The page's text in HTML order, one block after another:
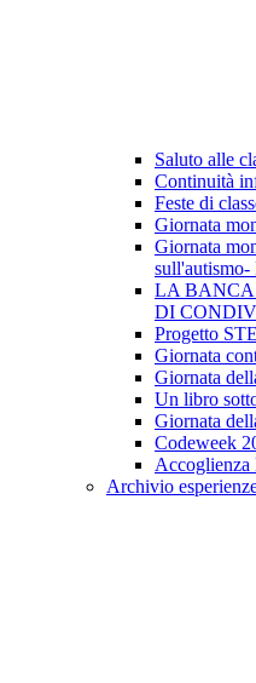
Saluto alle
Continuità
Feste di
Giornata
Giornata
sull'autismo-
LA BANCA
DI
Progetto
Giornata
Giornata
Un libro
Giornata
Codeweek
Accoglienza
Archivio